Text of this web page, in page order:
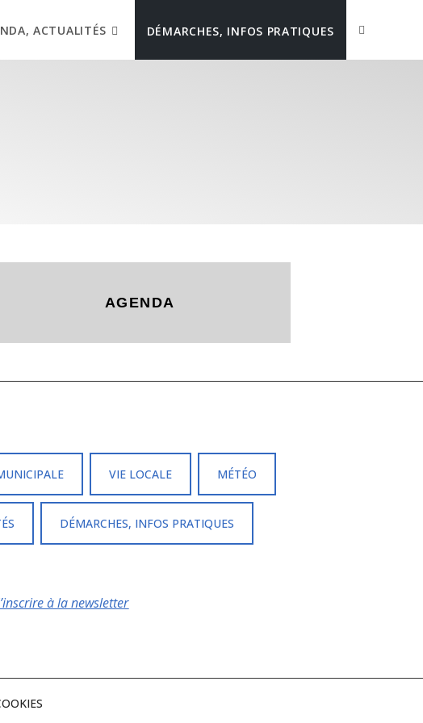
ACTUALITÉS DÉMARCHES, INFOS PRATIQUES
AGENDA
VIE LOCALE MÉTÉO
DÉMARCHES, INFOS PRATIQUES
à la newsletter